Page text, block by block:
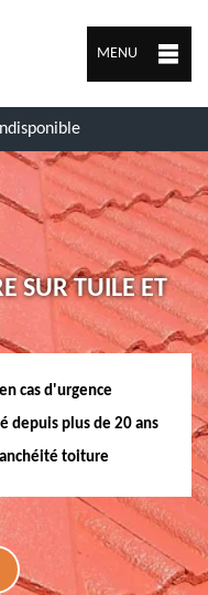
MENU
SUR TUILE ET
cas d'urgence
depuis plus de 20 ans
toiture